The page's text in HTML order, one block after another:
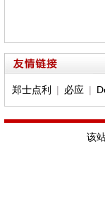
郑士点利 | 必应 |
该